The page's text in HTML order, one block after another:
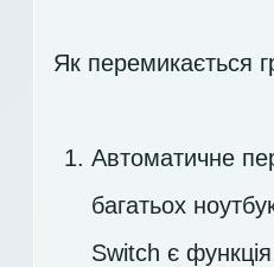
Як перемикається
Автоматичне
багатьох
Switch є